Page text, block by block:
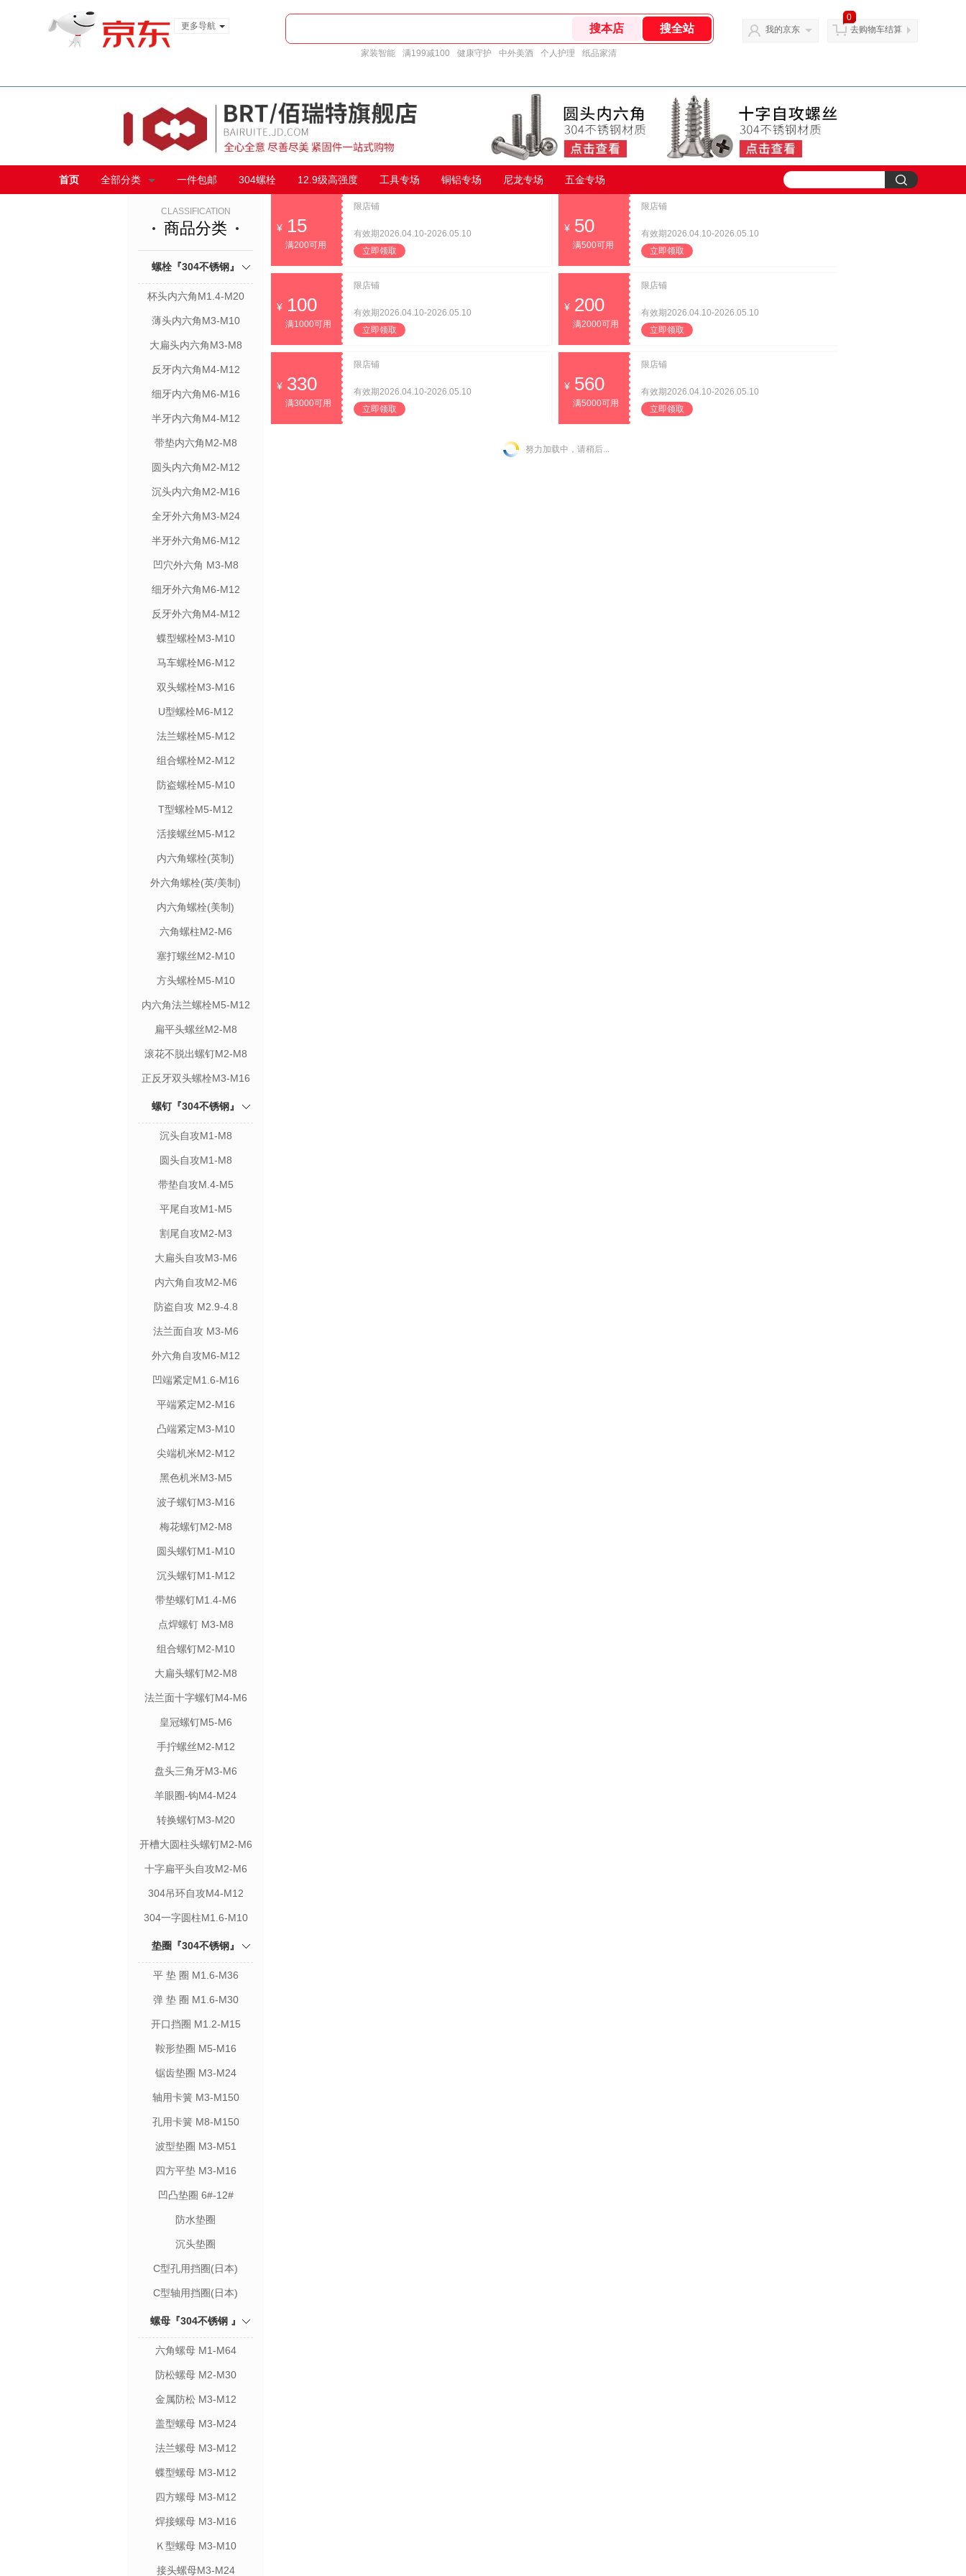
更多导航
家装智能 满199减100 健康守护 中外美酒 个人护理 纸品家清
我的京东
0
去购物车结算
首页 全部分类 一件包邮 304螺栓 12.9级高强度 工具专场 铜铝专场 尼龙专场 五金专场
CLASSIFICATION
商品分类
螺栓『304不锈钢』
杯头内六角M1.4-M20
薄头内六角M3-M10
大扁头内六角M3-M8
反牙内六角M4-M12
细牙内六角M6-M16
半牙内六角M4-M12
带垫内六角M2-M8
圆头内六角M2-M12
沉头内六角M2-M16
全牙外六角M3-M24
半牙外六角M6-M12
凹穴外六角 M3-M8
细牙外六角M6-M12
反牙外六角M4-M12
蝶型螺栓M3-M10
马车螺栓M6-M12
双头螺栓M3-M16
U型螺栓M6-M12
法兰螺栓M5-M12
组合螺栓M2-M12
防盗螺栓M5-M10
T型螺栓M5-M12
活接螺丝M5-M12
内六角螺栓(英制)
外六角螺栓(英/美制)
内六角螺栓(美制)
六角螺柱M2-M6
塞打螺丝M2-M10
方头螺栓M5-M10
内六角法兰螺栓M5-M12
扁平头螺丝M2-M8
滚花不脱出螺钉M2-M8
正反牙双头螺栓M3-M16
螺钉『304不锈钢』
沉头自攻M1-M8
圆头自攻M1-M8
带垫自攻M.4-M5
平尾自攻M1-M5
割尾自攻M2-M3
大扁头自攻M3-M6
内六角自攻M2-M6
防盗自攻 M2.9-4.8
法兰面自攻 M3-M6
外六角自攻M6-M12
凹端紧定M1.6-M16
平端紧定M2-M16
凸端紧定M3-M10
尖端机米M2-M12
黑色机米M3-M5
波子螺钉M3-M16
梅花螺钉M2-M8
圆头螺钉M1-M10
沉头螺钉M1-M12
带垫螺钉M1.4-M6
点焊螺钉 M3-M8
组合螺钉M2-M10
大扁头螺钉M2-M8
法兰面十字螺钉M4-M6
皇冠螺钉M5-M6
手拧螺丝M2-M12
盘头三角牙M3-M6
羊眼圈-钩M4-M24
转换螺钉M3-M20
开槽大圆柱头螺钉M2-M6
十字扁平头自攻M2-M6
304吊环自攻M4-M12
304一字圆柱M1.6-M10
垫圈『304不锈钢』
平 垫 圈 M1.6-M36
弹 垫 圈 M1.6-M30
开口挡圈 M1.2-M15
鞍形垫圈 M5-M16
锯齿垫圈 M3-M24
轴用卡簧 M3-M150
孔用卡簧 M8-M150
波型垫圈 M3-M51
四方平垫 M3-M16
凹凸垫圈 6#-12#
防水垫圈
沉头垫圈
C型孔用挡圈(日本)
C型轴用挡圈(日本)
螺母『304不锈钢 』
六角螺母 M1-M64
防松螺母 M2-M30
金属防松 M3-M12
盖型螺母 M3-M24
法兰螺母 M3-M12
蝶型螺母 M3-M12
四方螺母 M3-M12
焊接螺母 M3-M16
Ｋ型螺母 M3-M10
接头螺母M3-M24
15
满200可用
限店铺
有效期2026.04.10-2026.05.10
立即领取
50
满500可用
限店铺
有效期2026.04.10-2026.05.10
立即领取
100
满1000可用
限店铺
有效期2026.04.10-2026.05.10
立即领取
200
满2000可用
限店铺
有效期2026.04.10-2026.05.10
立即领取
330
满3000可用
限店铺
有效期2026.04.10-2026.05.10
立即领取
560
满5000可用
限店铺
有效期2026.04.10-2026.05.10
立即领取
努力加载中，请稍后...